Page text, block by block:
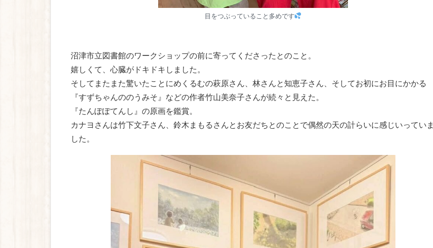
目をつぶっていること多めです
沼津市立図書館のワークショップの前に寄ってくださったとのこと。
嬉しくて、心臓がドキドキしました。
そしてまたまた驚いたことにめくるむの萩原さん、林さんと知恵子さん、そしてお初にお目にかかる
『すずちゃんののうみそ』などの作者竹山美奈子さんが続々と見えた。
『たんぽぽてんし』の原画を鑑賞。
カナヨさんは竹下文子さん、鈴木まもるさんとお友だちとのことで偶然の天の計らいに感じいっていま
した。